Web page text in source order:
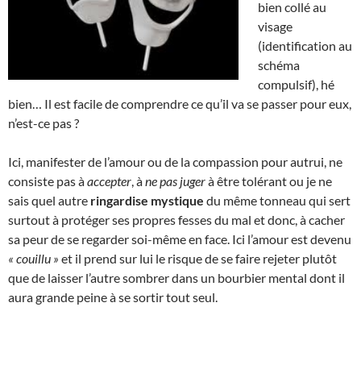
bien collé au
visage
(identification au
schéma
compulsif), hé
bien… Il est facile de comprendre ce qu’il va se passer pour eux,
n’est-ce pas ?
Ici, manifester de l’amour ou de la compassion pour autrui, ne
consiste pas àaccepter , àne pas jugerà être tolérant ou je ne
sais quel autre ringardise mystique du même tonneau qui sert
surtout à protéger ses propres fesses du mal et donc, à cacher
sa peur de se regarder soi-même en face. Ici l’amour est devenu
« couillu » et il prend sur lui le risque de se faire rejeter plutôt
que de laisser l’autre sombrer dans un bourbier mental dont il
aura grande peine à se sortir tout seul.